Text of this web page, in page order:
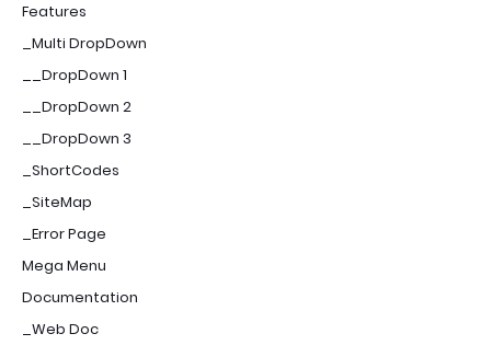
Features
_Multi DropDown
__DropDown 1
__DropDown 2
__DropDown 3
_ShortCodes
_SiteMap
_Error Page
Mega Menu
Documentation
_Web Doc